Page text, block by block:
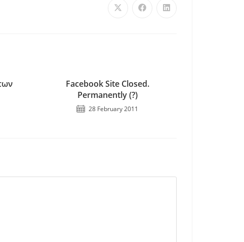
Facebook Site Closed.
Permanently (?)
28 February 2011